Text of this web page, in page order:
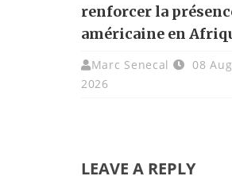
renforcer la
américaine en
Marc Senecal
08 Aug
2026
LEAVE A REPLY